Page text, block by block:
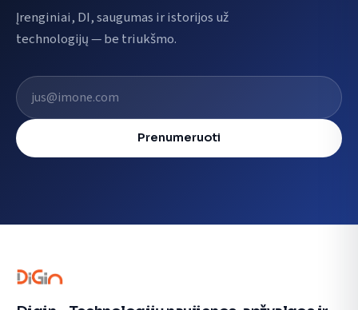
Įrenginiai, DI, saugumas ir istorijos už
technologijų — be triukšmo.
El. pašto adresas
Prenumeruoti